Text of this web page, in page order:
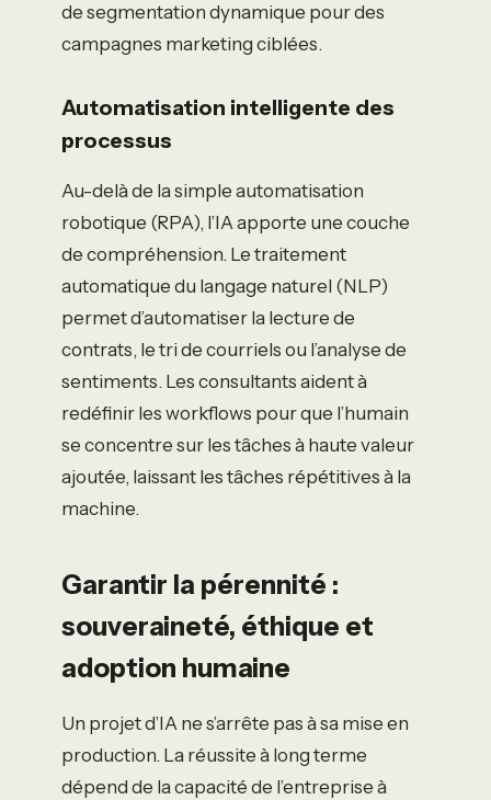
de segmentation dynamique pour des
campagnes marketing ciblées.
Automatisation intelligente des
processus
Au-delà de la simple automatisation
robotique (RPA), l’IA apporte une couche
de compréhension. Le traitement
automatique du langage naturel (NLP)
permet d’automatiser la lecture de
contrats, le tri de courriels ou l’analyse de
sentiments. Les consultants aident à
redéfinir les workflows pour que l’humain
se concentre sur les tâches à haute valeur
ajoutée, laissant les tâches répétitives à la
machine.
Garantir la pérennité :
souveraineté, éthique et
adoption humaine
Un projet d’IA ne s’arrête pas à sa mise en
production. La réussite à long terme
dépend de la capacité de l’entreprise à